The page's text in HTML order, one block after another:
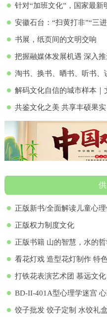
书展，纸页间的文明交响
把握融媒体发展机遇 深入
共鉴文化之美 共享丰硕果实
正版权力制度文化
正版书籍 山的智慧，水的哲
看花灯戏 造型花灯制作 特
BD-II-401A型心理学迷宫